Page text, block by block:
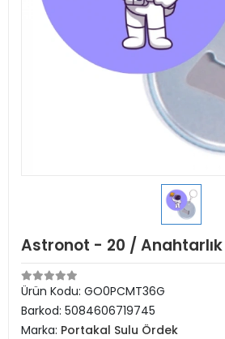
Astronot - 20 / Anahtarlık
Ürün Kodu: GO0PCMT36G
Barkod: 5084606719745
Marka: Portakal Sulu Ördek